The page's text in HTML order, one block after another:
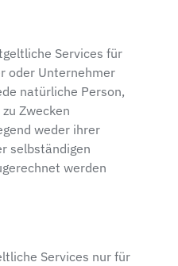
Services für
oder Unternehmer
natürliche Person,
Zwecken
weder ihrer
selbständigen
werden
Services nur für